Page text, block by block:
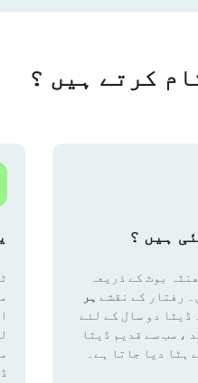
ہیں ؟
بوٹ کے ذریعہ
رفتار کے نقشے ہر
ڈیٹا دو سال کے لئے
، سب سے قدیم ڈیٹا
ہٹا دیا جاتا ہے۔